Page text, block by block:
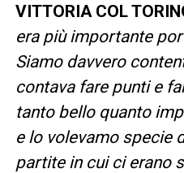
VITTORIA COL
era più importante
Siamo davvero
contava fare punti e
tanto bello quanto
e lo volevamo specie
partite in cui ci erano